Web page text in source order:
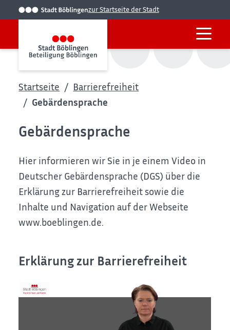
zur Startseite der Stadt
Startseite
Barrierefreiheit
Gebärdensprache
Gebärdensprache
Hier informieren wir Sie in je einem Video in
Deutscher Gebärdensprache (DGS) über die
Erklärung zur Barrierefreiheit sowie die
Inhalte und Navigation auf der Webseite
www.boeblingen.de.
Erklärung zur Barrierefreiheit